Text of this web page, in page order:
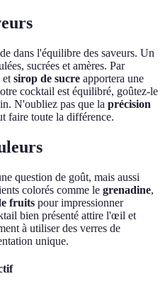
dans l'équilibre des saveurs. Un
sucrées et amères. Par
et sirop de sucre apportera une
cocktail est équilibré, goûtez-le
N'oubliez pas que la précision
faire toute la différence.
question de goût, mais aussi
colorés comme le grenadine,
fruits pour impressionner
bien présenté attire l'œil et
à utiliser des verres de
unique.